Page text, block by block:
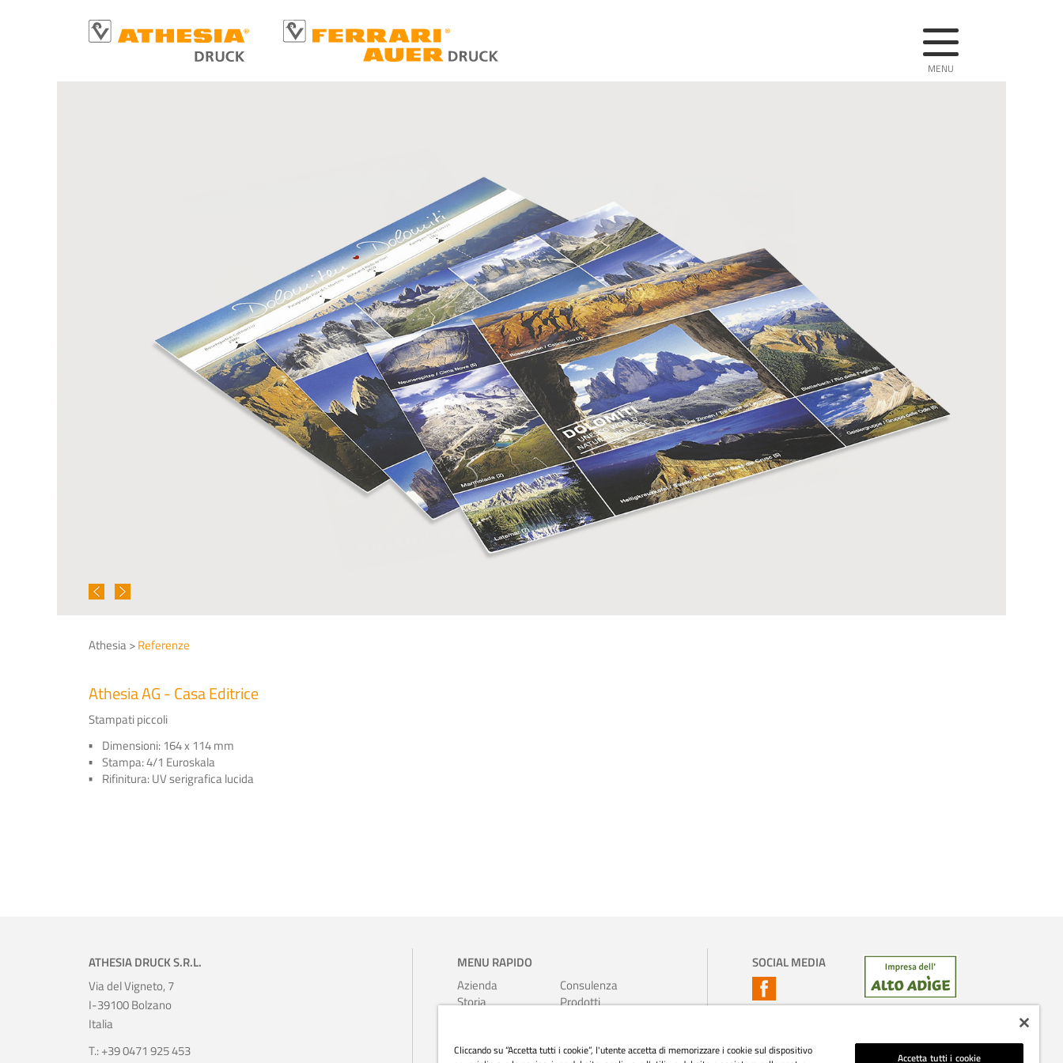
Athesia >Referenze
Athesia AG - Casa Editrice
Stampati piccoli
Dimensioni: 164 x 114 mm
Stampa: 4/1 Euroskala
Rifinitura: UV serigrafica lucida
ATHESIA DRUCK S.R.L.
Via del Vigneto, 7
I-39100 Bolzano
Italia
T.: +39 0471 925 453
MENU RAPIDO
Azienda
Storia
Auer
Consulenza
Prodotti
Prestampa
SOCIAL MEDIA
Cliccando su “Accetta tutti i cookie”, l'utente accetta di memorizzare i cookie sul dispositivo
Accetta tutti i cookie